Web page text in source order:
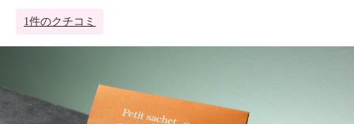
1件のクチコミ